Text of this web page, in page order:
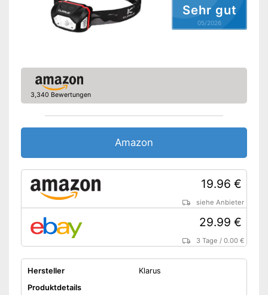
Aufbewahrungstasche
Ist wasserdicht
Sehr gut
05/2026
3,340 Bewertungen
Amazon
19.96 €
siehe Anbieter
29.99 €
3 Tage /0.00 €
Hersteller
Klarus
Produktdetails